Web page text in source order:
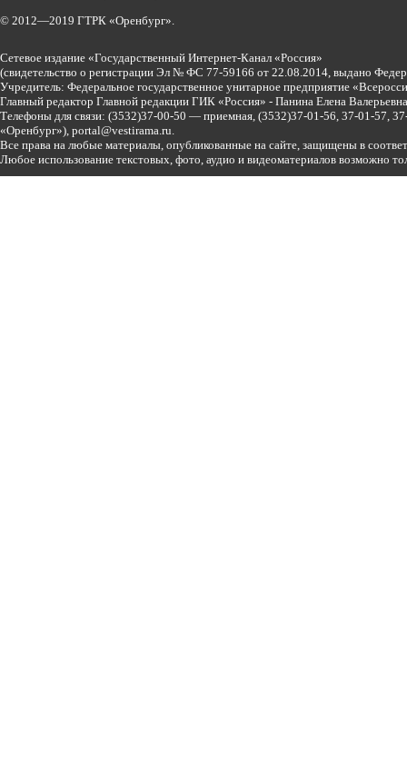
© 2012—2019 ГТРК «Оренбург».
Сетевое издание «Государственный Интернет-Канал «Россия»
(свидетельство о регистрации Эл № ФС 77-59166 от 22.08.2014, выдано
Учредитель: Федеральное государственное унитарное предприятие
Главный редактор Главной редакции ГИК «Россия» - Панина Елена
Телефоны для связи: (3532)37-00-50 — приемная, (3532)37-01-56, 37-01-57,
«Оренбург»), portal@vestirama.ru.
Все права на любые материалы, опубликованные на сайте, защищены в
Любое использование текстовых, фото, аудио и видеоматериалов возможно